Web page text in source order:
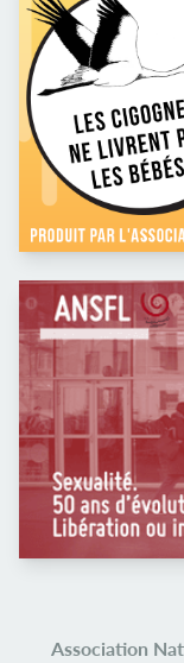
Association